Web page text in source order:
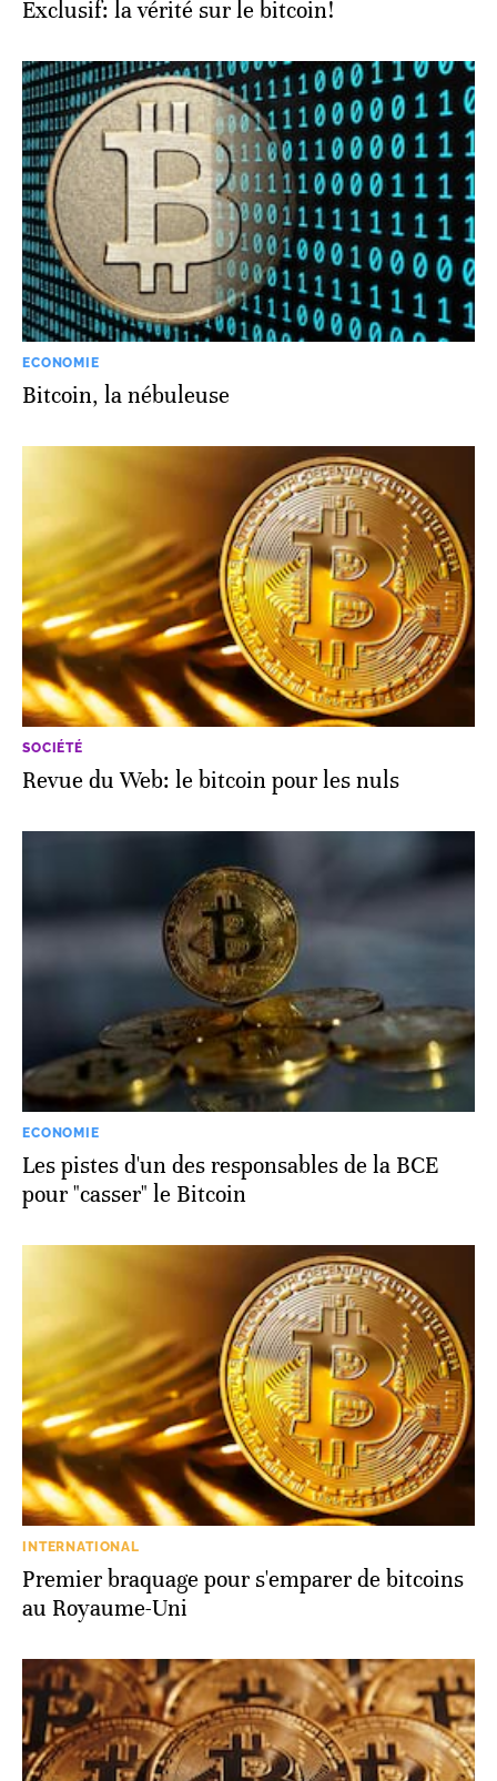
Exclusif: la vérité sur le bitcoin!
ECONOMIE
Bitcoin, la nébuleuse
SOCIÉTÉ
Revue du Web: le bitcoin pour les nuls
ECONOMIE
Les pistes d'un des responsables de la BCE
pour "casser" le Bitcoin
INTERNATIONAL
Premier braquage pour s'emparer de bitcoins
au Royaume-Uni